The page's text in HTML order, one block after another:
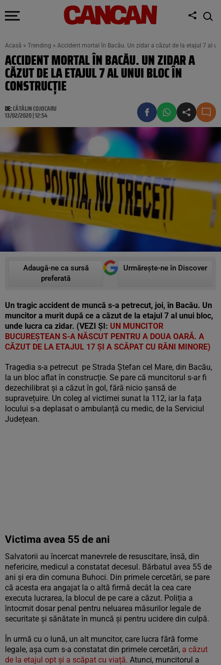
Acasă » Trending » Accident mortal în Bacău. Un zidar a căzut de la etajul 7 al
ACCIDENT MORTAL ÎN BACĂU. UN ZIDAR A
CĂZUT DE LA ETAJUL 7 AL UNUI BLOC ÎN
CONSTRUCȚIE
DE:CĂTĂLIN COJOCARU
13/02/2020 | 12:54
Adaugă-ne ca sursă
preferată
Urmărește-ne în Discover
Un tragic accident de muncă s-a petrecut, joi, în Bacău. Un
muncitor a murit după ce a căzut de la etajul 7 al unui bloc,
unde lucra ca zidar. (VEZI ȘI: UN MUNCITOR
BUCUREȘTEAN S-A NĂSCUT PENTRU A DOUA OARĂ. A
CĂZUT DE LA ETAJUL 17 ȘI A SCĂPAT CU RĂNI MINORE)
Tragedia s-a petrecut pe Strada Ștefan cel Mare, din Bacău,
la un bloc aflat în construcție. Se pare că muncitorul s-ar fi
dezechilibrat și a căzut în gol, fără nicio șansă de
supravețuire. Un coleg al victimei sunat la 112, iar la fața
locului s-a deplasat o ambulanță cu medic, de la Serviciul
Județean.
Victima avea 55 de ani
Salvatorii au încercat manevrele de resuscitare, însă, din
nefericire, medicul a constatat decesul. Bărbatul avea 55 de
ani și era din comuna Buhoci. Din primele cercetări, se pare
că acesta era angajat la o altă firmă decât la cea care
executa lucrarea, la blocul de pe care a căzut. Poliția a
întocmit dosar penal pentru neluarea măsurilor legale de
securitate și sănătate în muncă și pentru ucidere din culpă.
În urmă cu o lună, un alt muncitor, care lucra fără forme
legale, așa cum s-a constatat din primele cercetări, a căzut
de la etajul opt și a scăpat cu viață. Atunci, muncitorul a